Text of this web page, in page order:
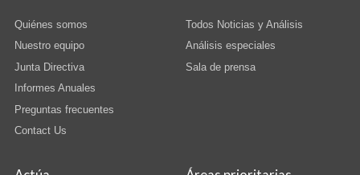
Quiénes somos
Nuestro equipo
Junta Directiva
Informes Anuales
Preguntas frecuentes
Contact Us
Todos Noticias y Análisis
Análisis especiales
Sala de prensa